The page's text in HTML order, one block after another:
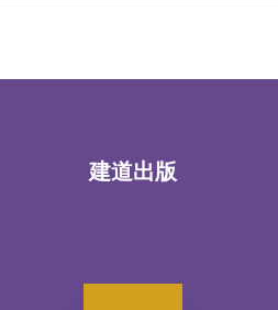
建道出版